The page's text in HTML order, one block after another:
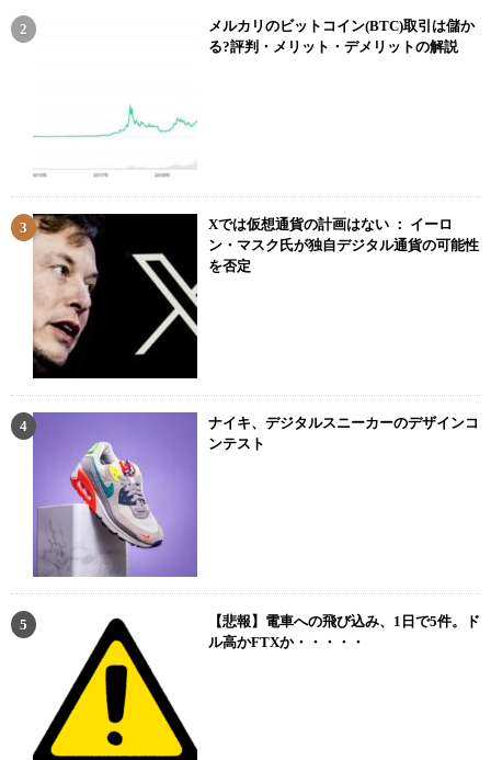
メルカリのビットコイン(BTC)取引は儲か
る?評判・メリット・デメリットの解説
Xでは仮想通貨の計画はない ： イーロ
ン・マスク氏が独自デジタル通貨の可能性
を否定
ナイキ、デジタルスニーカーのデザインコ
ンテスト
【悲報】電車への飛び込み、1日で5件。ド
ル高かFTXか・・・・・